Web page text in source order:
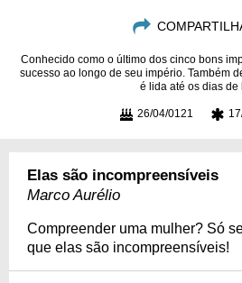
Conhecido como o último dos cinco bons
sucesso ao longo de seu império. Também
é lida até os dias de
26/04/0121
Elas são incompreensíveis
Marco Aurélio
Compreender uma mulher? Só
que elas são incompreensíveis!